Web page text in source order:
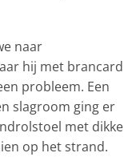
naar
hij met brancard
probleem. Een
slagroom ging er
met dikke
op het strand.